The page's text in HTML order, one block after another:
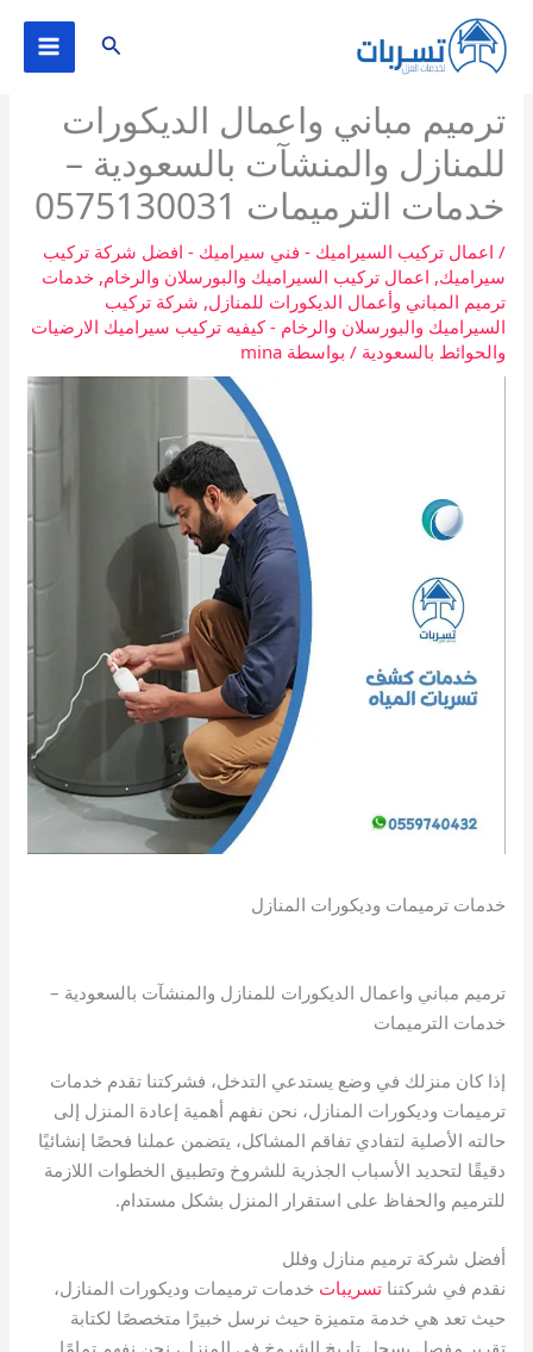
المحتوى
البحث
ترميم مباني واعمال الديكورات
للمنازل والمنشآت بالسعودية –
خدمات الترميمات 0575130031
/ اعمال تركيب السيراميك - فني سيراميك - افضل شركة تركيب
سيراميك, اعمال تركيب السيراميك والبورسلان والرخام,خدمات
ترميم المباني وأعمال الديكورات للمنازل, شركة تركيب
السيراميك والبورسلان والرخام - كيفيه تركيب سيراميك الارضيات
والحوائط بالسعودية / بواسطة mina
خدمات ترميمات وديكورات المنازل
ترميم مباني واعمال الديكورات للمنازل والمنشآت بالسعودية –
خدمات الترميمات
إذا كان منزلك في وضع يستدعي التدخل، فشركتنا تقدم خدمات
ترميمات وديكورات المنازل، نحن نفهم أهمية إعادة المنزل إلى
حالته الأصلية لتفادي تفاقم المشاكل، يتضمن عملنا فحصًا إنشائيًا
دقيقًا لتحديد الأسباب الجذرية للشروخ وتطبيق الخطوات اللازمة
للترميم والحفاظ على استقرار المنزل بشكل مستدام.
أفضل شركة ترميم منازل وفلل
نقدم في شركتناتسريبات خدمات ترميمات وديكورات المنازل،
حيث تعد هي خدمة متميزة حيث نرسل خبيرًا متخصصًا لكتابة